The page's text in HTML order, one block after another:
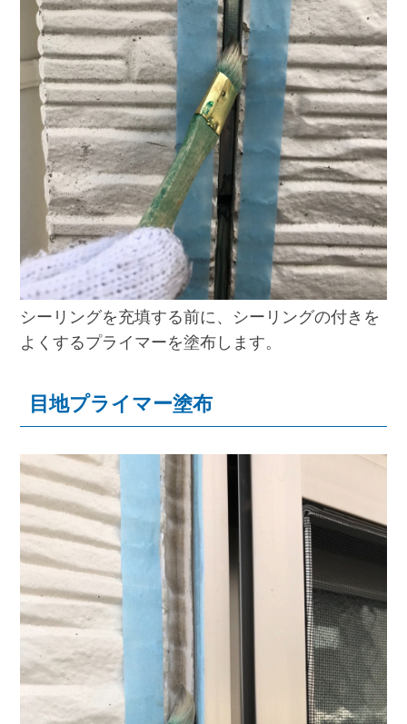
シーリングを充填する前に、シーリングの付きを
よくするプライマーを塗布します。
目地プライマー塗布